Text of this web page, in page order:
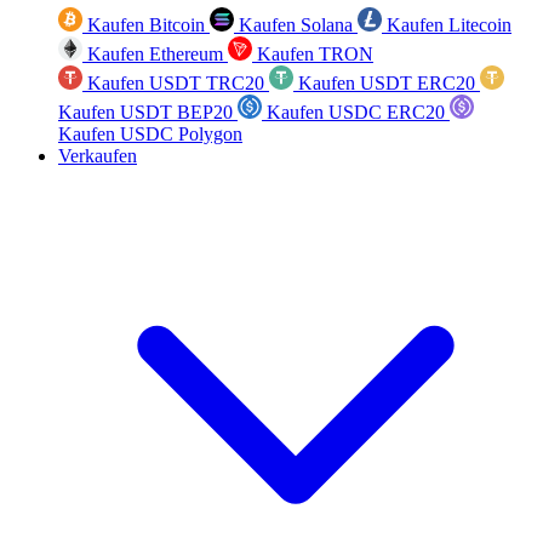
Kaufen Bitcoin Kaufen Solana
Kaufen Litecoin
Kaufen Ethereum
Kaufen TRON
Kaufen USDT TRC20
Kaufen USDT ERC20
Kaufen USDT BEP20
Kaufen USDC ERC20
Kaufen USDC Polygon
Verkaufen